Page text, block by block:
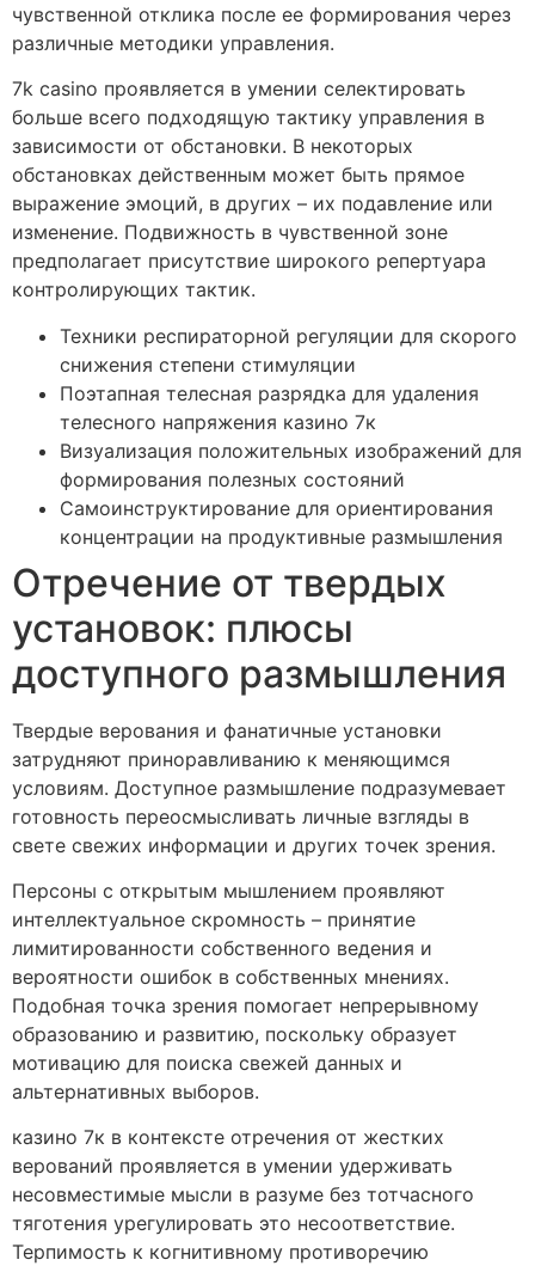
чувственной отклика после ее формирования через
различные методики управления.
7k casino проявляется в умении селектировать
больше всего подходящую тактику управления в
зависимости от обстановки. В некоторых
обстановках действенным может быть прямое
выражение эмоций, в других – их подавление или
изменение. Подвижность в чувственной зоне
предполагает присутствие широкого репертуара
контролирующих тактик.
Техники респираторной регуляции для скорого
снижения степени стимуляции
Поэтапная телесная разрядка для удаления
телесного напряжения казино 7к
Визуализация положительных изображений для
формирования полезных состояний
Самоинструктирование для ориентирования
концентрации на продуктивные размышления
Отречение от твердых
установок: плюсы
доступного размышления
Твердые верования и фанатичные установки
затрудняют приноравливанию к меняющимся
условиям. Доступное размышление подразумевает
готовность переосмысливать личные взгляды в
свете свежих информации и других точек зрения.
Персоны с открытым мышлением проявляют
интеллектуальное скромность – принятие
лимитированности собственного ведения и
вероятности ошибок в собственных мнениях.
Подобная точка зрения помогает непрерывному
образованию и развитию, поскольку образует
мотивацию для поиска свежей данных и
альтернативных выборов.
казино 7к в контексте отречения от жестких
верований проявляется в умении удерживать
несовместимые мысли в разуме без тотчасного
тяготения урегулировать это несоответствие.
Терпимость к когнитивному противоречию